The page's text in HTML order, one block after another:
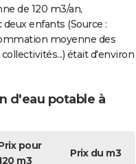
de 120 m3/an,
enfants (Source :
moyenne des
était d'environ
d'eau potable à
pour
m3
Prix du m3